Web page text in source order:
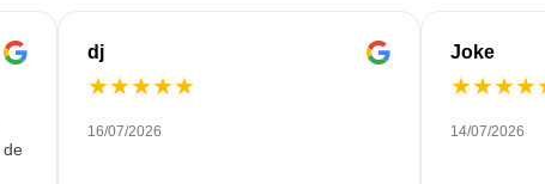
de
dj
★★★★★
16/07/2026
Joke
★★★★
14/07/2026